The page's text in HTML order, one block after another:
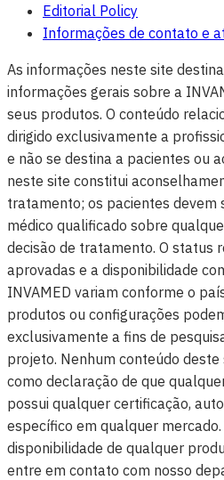
Editorial Policy
Informações de contato e
As informações neste site
informações gerais sobre a
seus produtos. O conteúdo
dirigido exclusivamente a
e não se destina a pacientes ou
neste site constitui
tratamento; os pacientes devem
médico qualificado sobre
decisão de tratamento. O status
aprovadas e a disponibilidade
INVAMED variam conforme o
produtos ou configurações
exclusivamente a fins de
projeto. Nenhum conteúdo
como declaração de que
possui qualquer certificação,
específico em qualquer
disponibilidade de qualquer
entre em contato com nosso